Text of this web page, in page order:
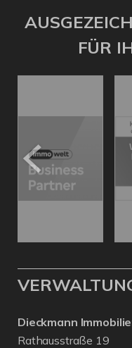
FÜR
Dieckmann
Rathausstraße 19